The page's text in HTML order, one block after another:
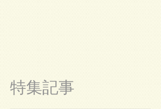
特集記事